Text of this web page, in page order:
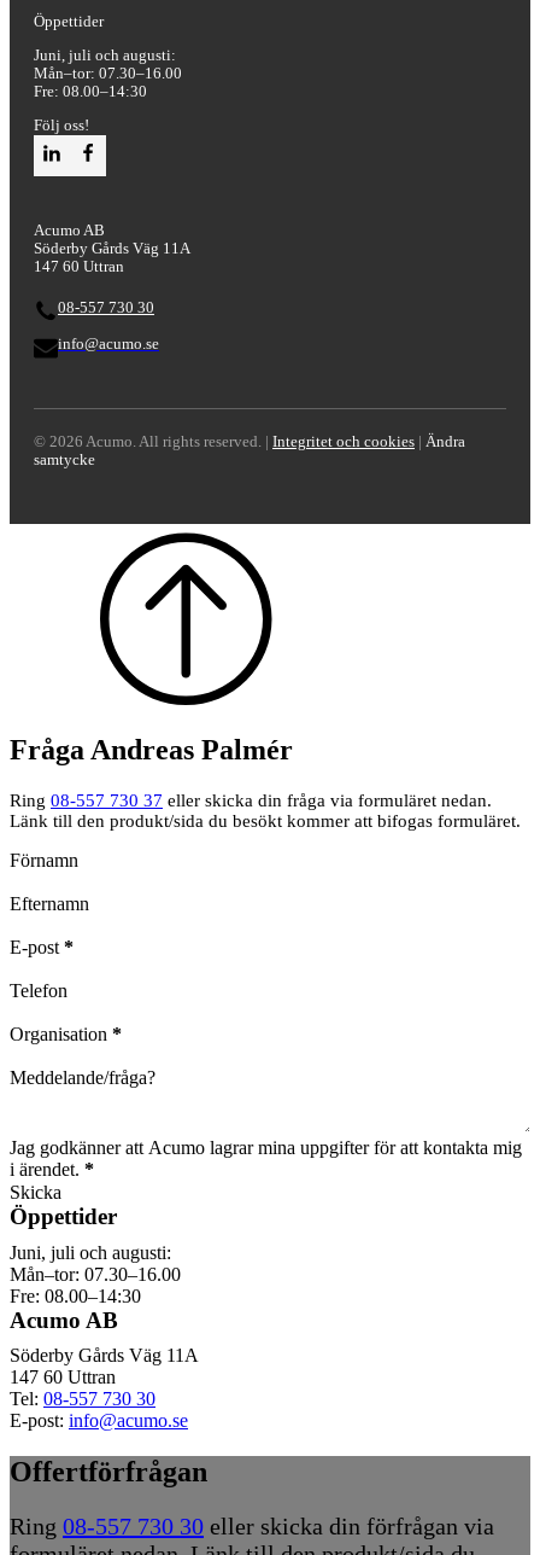
Öppettider
Juni, juli och augusti:
Mån–tor: 07.30–16.00
Fre: 08.00–14:30
Följ oss!
Acumo AB
Söderby Gårds Väg 11A
147 60 Uttran
08-557 730 30
info@acumo.se
© 2026 Acumo. All rights reserved. | Integritet och cookies
Ändra
samtycke
Fråga Andreas Palmér
Ring 08-557 730 37 eller skicka din fråga via formuläret nedan.
Länk till den produkt/sida du besökt kommer att bifogas formuläret.
Formulär
Förnamn
Efternamn
E-post *
Telefon
Organisation *
Meddelande/fråga?
Jag godkänner att Acumo lagrar mina uppgifter för att kontakta mig
i ärendet. *
Skicka
Öppettider
Juni, juli och augusti:
Mån–tor: 07.30–16.00
Fre: 08.00–14:30
Acumo AB
Söderby Gårds Väg 11A
147 60 Uttran
Tel: 08-557 730 30
E-post: info@acumo.se
Offertförfrågan
Ring 08-557 730 30 eller skicka din förfrågan via